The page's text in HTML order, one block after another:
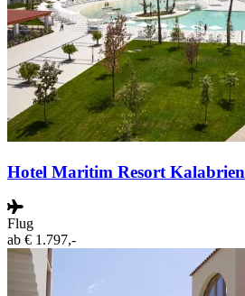
Hotel Maritim Resort Kalabrien
Flug
ab € 1.797,-